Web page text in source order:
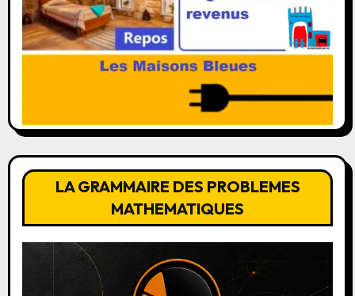
LA GRAMMAIRE DES PROBLEMES
MATHEMATIQUES